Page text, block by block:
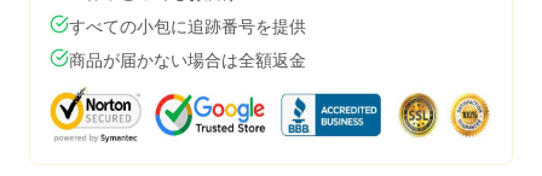
すべての小包に追跡番号を提供
商品が届かない場合は全額返金